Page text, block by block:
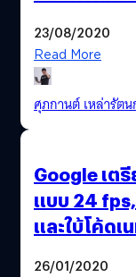
23/08/2020
Read More
ศุภกานต์ เหล่ารัต
Google เต
แบบ 24
และใบ้โค้ดเ
26/01/2020